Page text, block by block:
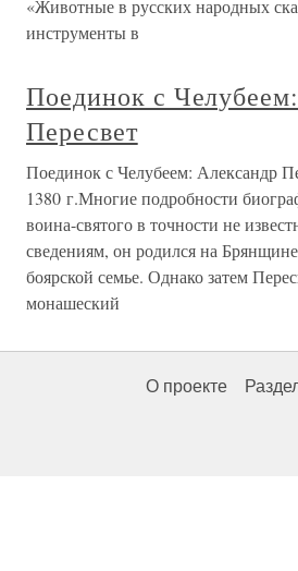
«Животные в русских народных
инструменты в
Поединок с
Пересвет
Поединок с Челубеем: Александр
1380 г.Многие подробности
воина-святого в точности не
сведениям, он родился на
боярской семье. Однако затем
монашеский
О проекте